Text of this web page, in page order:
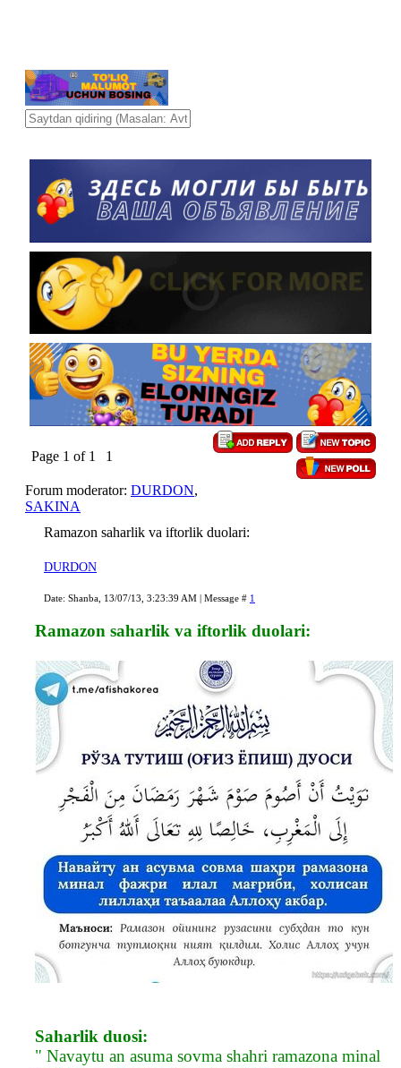
Page 1 of 1 1
Forum moderator: DURDON,
SAKINA
Ramazon saharlik va iftorlik duolari:
DURDON
Date: Shanba, 13/07/13, 3:23:39 AM | Message # 1
Ramazon saharlik va iftorlik duolari:
Saharlik duosi:
" Navaytu an asuma sovma shahri ramazona minal